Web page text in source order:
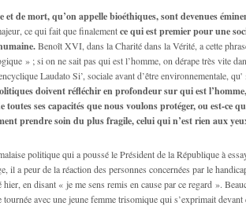
et de mort, qu’on appelle bioéthiques, sont devenues
ce qui fait que finalementce qui est premier pour une
Benoît XVI, dans la Charité dans la Vérité, a cette
» ; si on ne sait pas qui est l’homme, on dérape très vite
Laudato Si’, sociale avant d’être environnementale,
doivent réfléchir en profondeur sur qui est
toutes ses capacités que nous voulons protéger, ou est-ce
prendre soin du plus fragile, celui qui n’est rien aux
politique qui a poussé le Président de la République à
il a peur de la réaction des personnes concernées par le
en disant « je me sens remis en cause par ce regard ».
tournée avec une jeune femme trisomique qui s’exprimait